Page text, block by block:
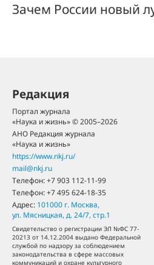
Зачем России новый
Редакция
Портал журнала
«Наука и жизнь» © 2005–2026
АНО Редакция журнала
«Наука и жизнь»
https://www.nkj.ru/
mail@nkj.ru
Телефон:+7 903 112-11-99
Телефон:+7 495 624-18-35
Адрес: 101000 г. Москва,
ул. Мясницкая, д. 24/7, стр.1
Свидетельство о регистрации ЭЛ №ФС 77-
20213 от 14.12.2004 выдано Федеральной
службой по надзору за соблюдением
законодательства в сфере массовых
коммуникаций и охране культурного